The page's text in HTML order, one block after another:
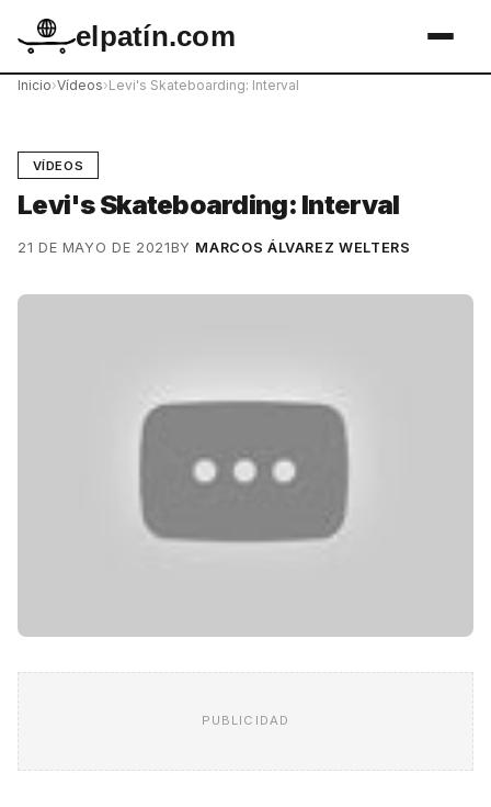
elpatín.com
Inicio›Vídeos›Levi's Skateboarding: Interval
VÍDEOS
Levi's Skateboarding: Interval
21 DE MAYO DE 2021BY MARCOS ÁLVAREZ WELTERS
PUBLICIDAD